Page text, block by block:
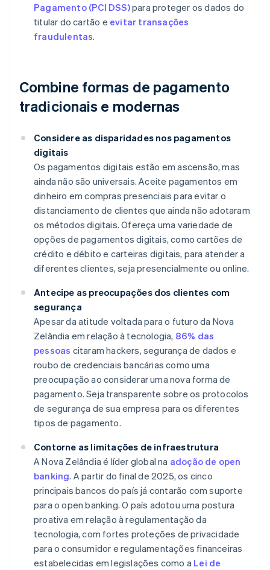
Pagamento (PCI DSS)para proteger os dados do
titular do cartão e evitar transações
fraudulentas.
Combine formas de pagamento
tradicionais e modernas
Considere as disparidades nos pagamentos
digitais
Os pagamentos digitais estão em ascensão, mas
ainda não são universais. Aceite pagamentos em
dinheiro em compras presenciais para evitar o
distanciamento de clientes que ainda não adotaram
os métodos digitais. Ofereça uma variedade de
opções de pagamentos digitais, como cartões de
crédito e débito e carteiras digitais, para atender a
diferentes clientes, seja presencialmente ou online.
Antecipe as preocupações dos clientes com
segurança
Apesar da atitude voltada para o futuro da Nova
Zelândia em relação à tecnologia, 86% das
pessoas citaram hackers, segurança de dados e
roubo de credenciais bancárias como uma
preocupação ao considerar uma nova forma de
pagamento. Seja transparente sobre os protocolos
de segurança de sua empresa para os diferentes
tipos de pagamento.
Contorne as limitações de infraestrutura
A Nova Zelândia é líder global na adoção de open
banking. A partir do final de 2025, os cinco
principais bancos do país já contarão com suporte
para o open banking. O país adotou uma postura
proativa em relação à regulamentação da
tecnologia, com fortes proteções de privacidade
para o consumidor e regulamentações financeiras
estabelecidas em legislações como a Lei de